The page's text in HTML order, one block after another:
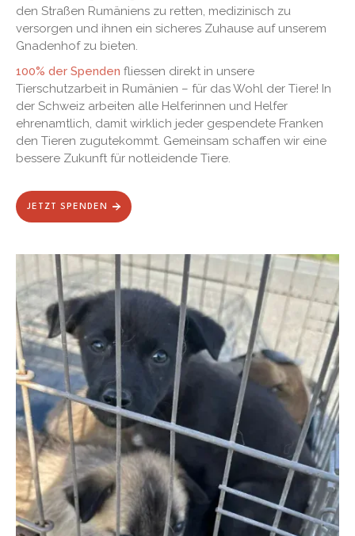
den Straßen Rumäniens zu retten, medizinisch zu
versorgen und ihnen ein sicheres Zuhause auf unserem
Gnadenhof zu bieten.
100% der Spenden fliessen direkt in unsere
Tierschutzarbeit in Rumänien – für das Wohl der Tiere! In
der Schweiz arbeiten alle Helferinnen und Helfer
ehrenamtlich, damit wirklich jeder gespendete Franken
den Tieren zugutekommt. Gemeinsam schaffen wir eine
bessere Zukunft für notleidende Tiere.
JETZT SPENDEN